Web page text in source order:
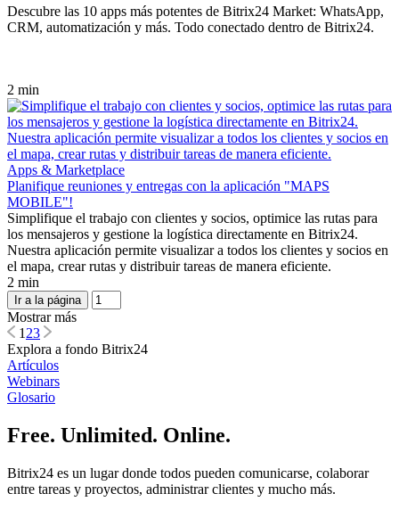
Descubre las 10 apps más potentes de Bitrix24 Market: WhatsApp,
CRM, automatización y más. Todo conectado dentro de Bitrix24.
2 min
Apps & Marketplace
Planifique reuniones y entregas con la aplicación "MAPS
MOBILE"!
Simplifique el trabajo con clientes y socios, optimice las rutas para
los mensajeros y gestione la logística directamente en Bitrix24.
Nuestra aplicación permite visualizar a todos los clientes y socios en
el mapa, crear rutas y distribuir tareas de manera eficiente.
2 min
Ir a la página
Mostrar más
1 23
Explora a fondo Bitrix24
Artículos
Webinars
Glosario
Free. Unlimited. Online.
Bitrix24 es un lugar donde todos pueden comunicarse, colaborar
entre tareas y proyectos, administrar clientes y mucho más.